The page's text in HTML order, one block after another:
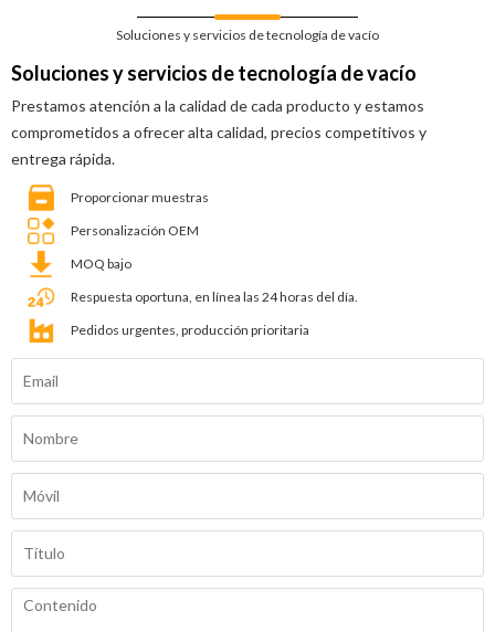
Soluciones y servicios de tecnología de vacío
Soluciones y servicios de tecnología de vacío
Prestamos atención a la calidad de cada producto y estamos
comprometidos a ofrecer alta calidad, precios competitivos y
entrega rápida.
Proporcionar muestras
Personalización OEM
MOQ bajo
Respuesta oportuna, en línea las 24 horas del día.
Pedidos urgentes, producción prioritaria